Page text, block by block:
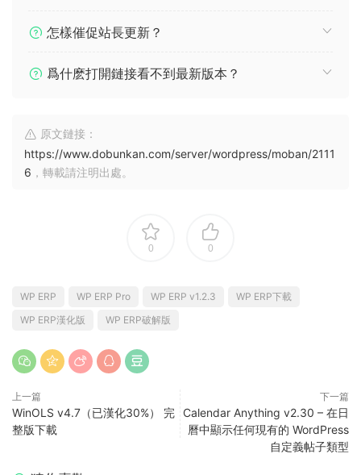
怎樣催促站長更新？
爲什麽打開鏈接看不到最新版本？
原文鏈接：
https://www.dobunkan.com/server/wordpress/moban/2111
6 ，轉載請注明出處。
0 0
WP ERP WP ERP Pro WP ERP v1.2.3
WP ERP下載
WP ERP漢化版
WP ERP破解版
上一篇
WinOLS v4.7（已漢化30%） 完
整版下載
下一篇
Calendar Anything v2.30 – 在日
曆中顯示任何現有的 WordPress
自定義帖子類型